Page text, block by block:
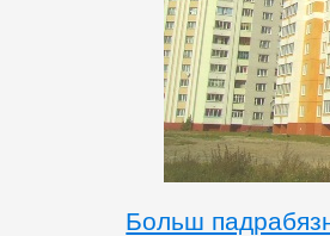
Больш